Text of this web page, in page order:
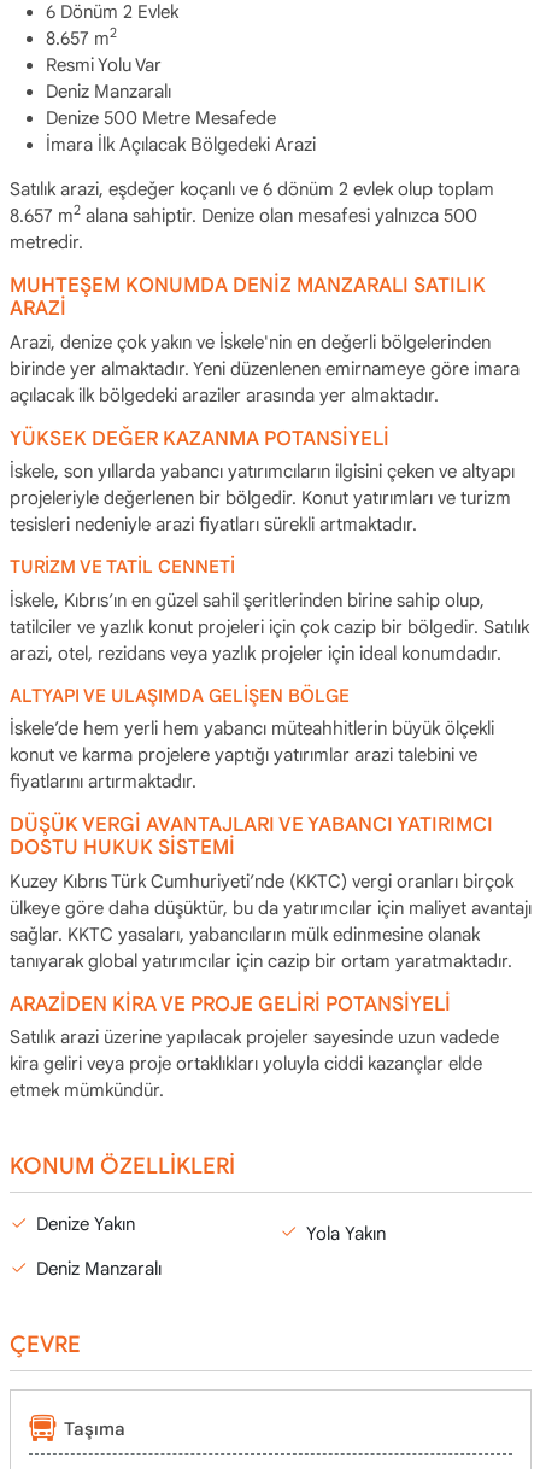
6 Dönüm 2 Evlek
8.657 m2
Resmi Yolu Var
Deniz Manzaralı
Denize 500 Metre Mesafede
İmara İlk Açılacak Bölgedeki Arazi
Satılık arazi, eşdeğer koçanlı ve 6 dönüm 2 evlek olup toplam
8.657 m2alana sahiptir. Denize olan mesafesi yalnızca 500
metredir.
MUHTEŞEM KONUMDA DENİZ MANZARALI SATILIK
ARAZİ
Arazi, denize çok yakın ve İskele'nin en değerli bölgelerinden
birinde yer almaktadır. Yeni düzenlenen emirnameye göre imara
açılacak ilk bölgedeki araziler arasında yer almaktadır.
YÜKSEK DEĞER KAZANMA POTANSİYELİ
İskele, son yıllarda yabancı yatırımcıların ilgisini çeken ve altyapı
projeleriyle değerlenen bir bölgedir. Konut yatırımları ve turizm
tesisleri nedeniyle arazi fiyatları sürekli artmaktadır.
TURİZM VE TATİL CENNETİ
İskele, Kıbrıs’ın en güzel sahil şeritlerinden birine sahip olup,
tatilciler ve yazlık konut projeleri için çok cazip bir bölgedir. Satılık
arazi, otel, rezidans veya yazlık projeler için ideal konumdadır.
ALTYAPI VE ULAŞIMDA GELİŞEN BÖLGE
İskele’de hem yerli hem yabancı müteahhitlerin büyük ölçekli
konut ve karma projelere yaptığı yatırımlar arazi talebini ve
fiyatlarını artırmaktadır.
DÜŞÜK VERGİ AVANTAJLARI VE YABANCI YATIRIMCI
DOSTU HUKUK SİSTEMİ
Kuzey Kıbrıs Türk Cumhuriyeti’nde (KKTC) vergi oranları birçok
ülkeye göre daha düşüktür, bu da yatırımcılar için maliyet avantajı
sağlar. KKTC yasaları, yabancıların mülk edinmesine olanak
tanıyarak global yatırımcılar için cazip bir ortam yaratmaktadır.
ARAZİDEN KİRA VE PROJE GELİRİ POTANSİYELİ
Satılık arazi üzerine yapılacak projeler sayesinde uzun vadede
kira geliri veya proje ortaklıkları yoluyla ciddi kazançlar elde
etmek mümkündür.
KONUM ÖZELLİKLERİ
Denize Yakın
Deniz Manzaralı
Yola Yakın
ÇEVRE
Taşıma